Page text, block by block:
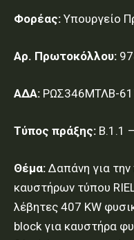
Φορέας: Υπουργείο
Αρ. Πρωτοκόλλου:
ΑΔΑ: ΡΩΣ346ΜΤΛΒ-
Τύπος πράξης: Β.1.1
Θέμα: Δαπάνη για
καυστήρων τύπου
λέβητες 407 KW
block για καυστήρα